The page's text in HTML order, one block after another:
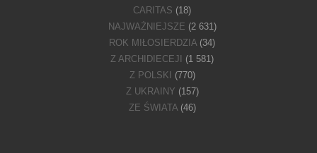
CARITAS (18)
NAJWAŻNIEJSZE (2 631)
ROK MIŁOSIERDZIA (34)
Z ARCHIDIECEJI (1 581)
Z POLSKI (770)
Z UKRAINY (157)
ZE ŚWIATA(46)